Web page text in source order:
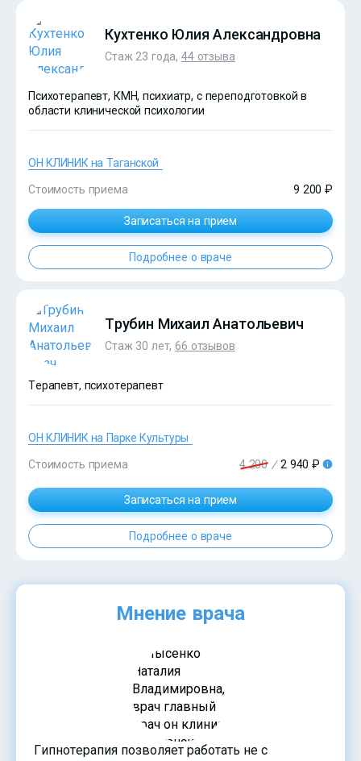
Кухтенко Юлия Александровна
Стаж 23 года,44 отзыва
Психотерапевт, КМН, психиатр, с переподготовкой в
области клинической психологии
ОН КЛИНИК на Таганской
Стоимость приема 9 200 ₽
Записаться на прием
Подробнее о враче
Трубин Михаил Анатольевич
Стаж 30 лет,66 отзывов
Терапевт, психотерапевт
ОН КЛИНИК на Парке Культуры
Стоимость приема 4 200 / 2 940 ₽
Записаться на прием
Подробнее о враче
Мнение врача
Гипнотерапия позволяет работать не с